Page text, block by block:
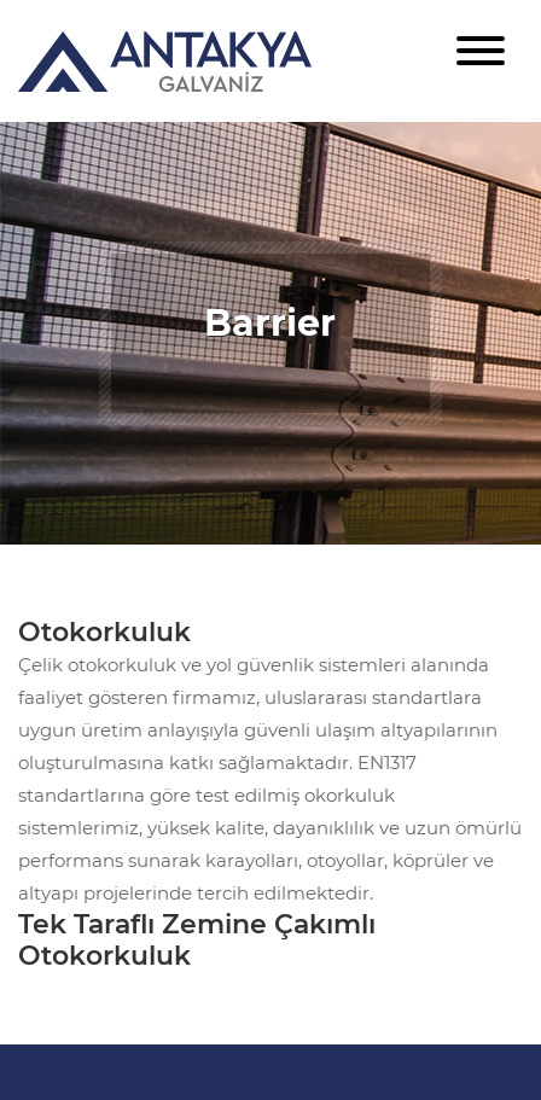
Barrier
Otokorkuluk
Çelik otokorkuluk ve yol güvenlik sistemleri alanında
faaliyet gösteren firmamız, uluslararası standartlara
uygun üretim anlayışıyla güvenli ulaşım altyapılarının
oluşturulmasına katkı sağlamaktadır. EN1317
standartlarına göre test edilmiş okorkuluk
sistemlerimiz, yüksek kalite, dayanıklılık ve uzun ömürlü
performans sunarak karayolları, otoyollar, köprüler ve
altyapı projelerinde tercih edilmektedir.
Tek Taraflı Zemine Çakımlı
Otokorkuluk